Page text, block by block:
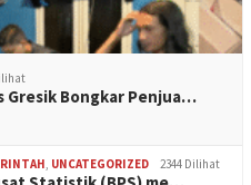
Gresik Bongkar Penjua…
, UNCATEGORIZED 2344 Dilihat